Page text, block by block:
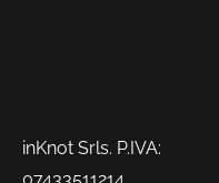
inKnot Srls. P.IVA: